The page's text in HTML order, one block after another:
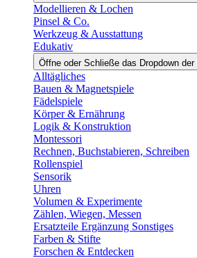
Modellieren & Lochen
Pinsel & Co.
Werkzeug & Ausstattung
Edukativ
Öffne oder Schließe das Dropdown
Alltägliches
Bauen & Magnetspiele
Fädelspiele
Körper & Ernährung
Logik & Konstruktion
Montessori
Rechnen, Buchstabieren, Schreiben
Rollenspiel
Sensorik
Uhren
Volumen & Experimente
Zählen, Wiegen, Messen
Ersatzteile Ergänzung Sonstiges
Farben & Stifte
Forschen & Entdecken